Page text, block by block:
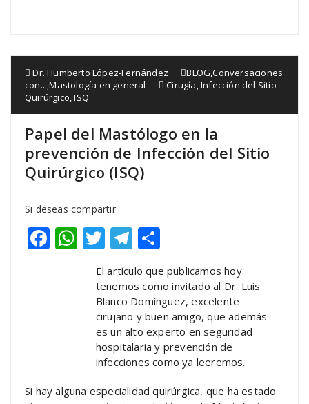
Dr. Humberto López-Fernández BLOG,Conversaciones
con...,Mastología en general Cirugía,Infección del Sitio
Quirúrgico,ISQ
Papel del Mastólogo en la
prevención de Infección del Sitio
Quirúrgico (ISQ)
Si deseas compartir
Facebook
WhatsApp
TwitterTelegram
El artículo que publicamos hoy
tenemos como invitado al Dr. Luis
Blanco Domínguez, excelente
cirujano y buen amigo, que además
es un alto experto en seguridad
hospitalaria y prevención de
infecciones como ya leeremos.
Si hay alguna especialidad quirúrgica, que ha estado